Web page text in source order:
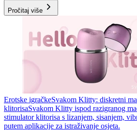
Pročitaj više
Erotske igračkeSvakom Klitty: diskretni
klitorisaSvakom Klitty ispod razigranog
stimulator klitorisa s lizanjem, sisanjem,
putem aplikacije za istraživanje osjeta.